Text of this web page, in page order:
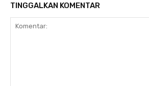
TINGGALKAN KOMENTAR